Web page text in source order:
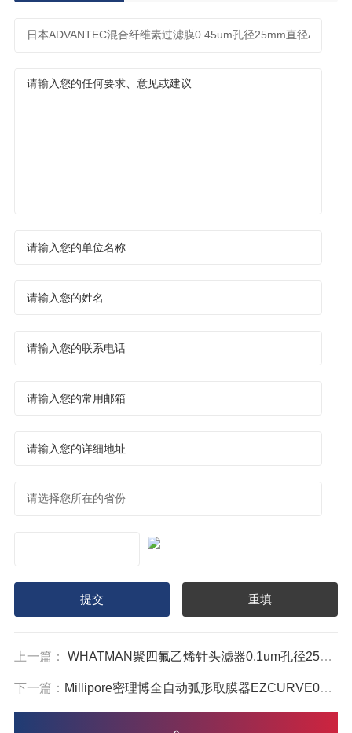
上一篇： WHATMAN聚四氟乙烯针头滤器0.1um孔径25mm直径6784-2501
下一篇： Millipore密理博全自动弧形取膜器EZCURVE01 EZHAWG474 MSP000814